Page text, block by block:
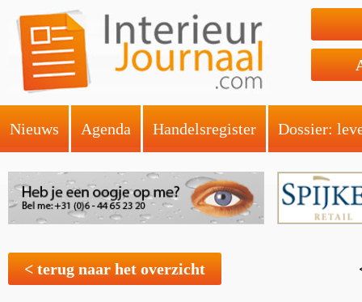
Nieuws Agenda Handelsregister Dossier:
< terug naar het overzicht